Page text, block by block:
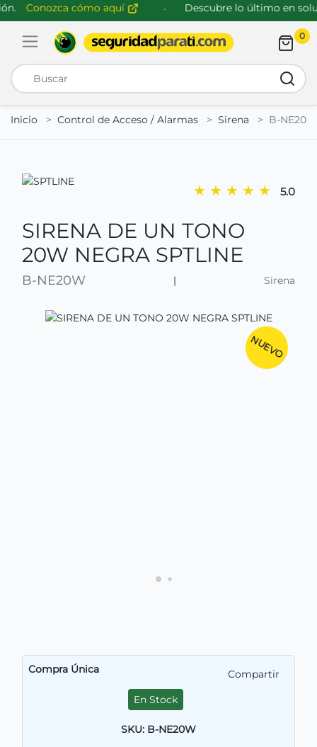
Conozca cómo aquí Descubre lo último en
Abrir menú de navegación
0
Inicio
Control de Acceso / Alarmas Sirena B-NE20W
★ ★ ★ ★ ★ 5.0
SIRENA DE UN TONO
20W NEGRA SPTLINE
B-NE20W | Sirena
NUEVO
Compra Única
Compartir
En Stock
SKU: B-NE20W